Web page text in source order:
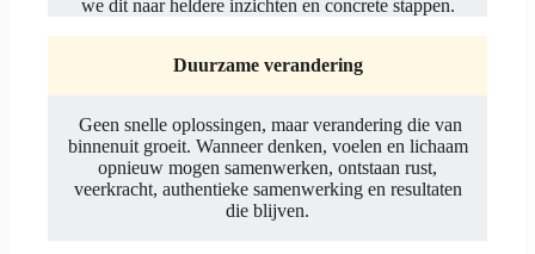
we dit naar heldere inzichten en concrete stappen.
Duurzame verandering
Geen snelle oplossingen, maar verandering die van
binnenuit groeit. Wanneer denken, voelen en lichaam
opnieuw mogen samenwerken, ontstaan rust,
veerkracht, authentieke samenwerking en resultaten
die blijven.